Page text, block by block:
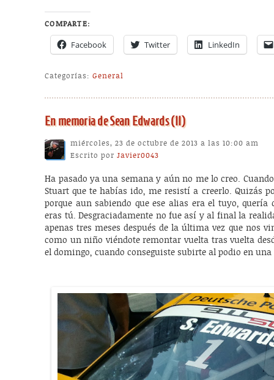
COMPARTE:
Facebook Twitter LinkedIn
Categorías: General
En memoria de Sean Edwards (II)
miércoles, 23 de octubre de 2013 a las 10:00 am
Escrito porJavier0043
Ha pasado ya una semana y aún no me lo creo.
Stuart que te habías ido, me resistí a creerlo. Quizás
porque aun sabiendo que ese alias era el tuyo, quería
eras tú. Desgraciadamente no fue así y al final la
apenas tres meses después de la última vez que nos
como un niño viéndote remontar vuelta tras vuelta
el domingo, cuando conseguiste subirte al podio en